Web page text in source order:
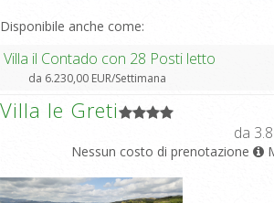
Disponibile anche come:
Villa il Contado con 28 Posti letto
da 6.230,00 EUR/Settimana
Villa le Greti
da
Nessun costo di prenotazione